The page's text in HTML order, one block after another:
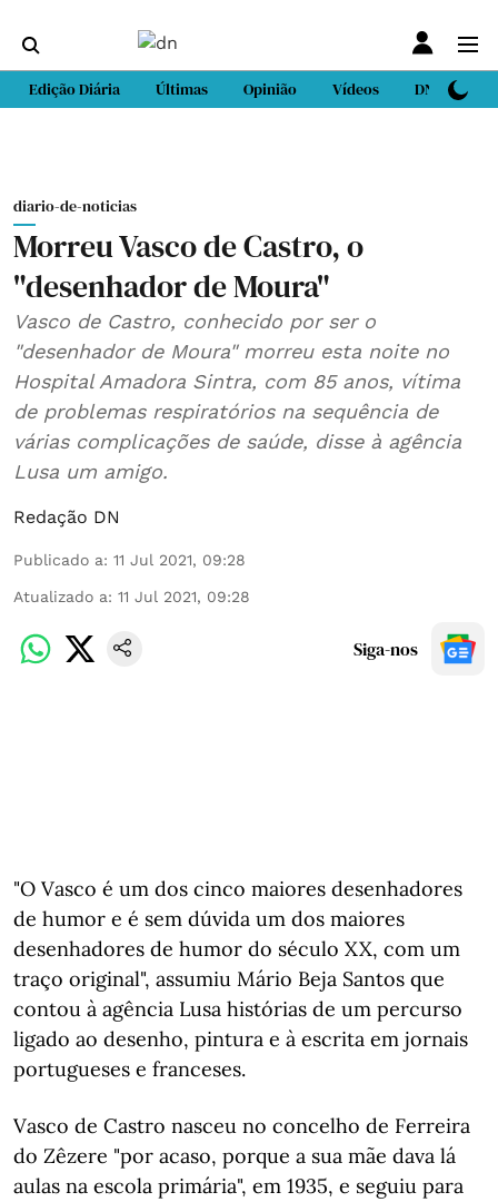
Edição Diária Últimas Opinião Vídeos DN Sport
diario-de-noticias
Morreu Vasco de Castro, o
"desenhador de Moura"
Vasco de Castro, conhecido por ser o
"desenhador de Moura" morreu esta noite no
Hospital Amadora Sintra, com 85 anos, vítima
de problemas respiratórios na sequência de
várias complicações de saúde, disse à agência
Lusa um amigo.
Redação DN
Publicado a: 11 Jul 2021, 09:28
Atualizado a: 11 Jul 2021, 09:28
Siga-nos
"O Vasco é um dos cinco maiores desenhadores
de humor e é sem dúvida um dos maiores
desenhadores de humor do século XX, com um
traço original", assumiu Mário Beja Santos que
contou à agência Lusa histórias de um percurso
ligado ao desenho, pintura e à escrita em jornais
portugueses e franceses.
Vasco de Castro nasceu no concelho de Ferreira
do Zêzere "por acaso, porque a sua mãe dava lá
aulas na escola primária", em 1935, e seguiu para